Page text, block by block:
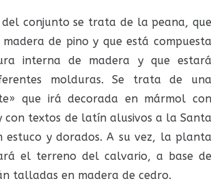
conjunto se trata de la peana, que
de pino y que está compuesta
interna de madera y que estará
molduras. Se trata de una
que irá decorada en mármol con
con textos de latín alusivos a la Santa
estuco y dorados. A su vez, la planta
el terreno del calvario, a base de
talladas en madera de cedro.